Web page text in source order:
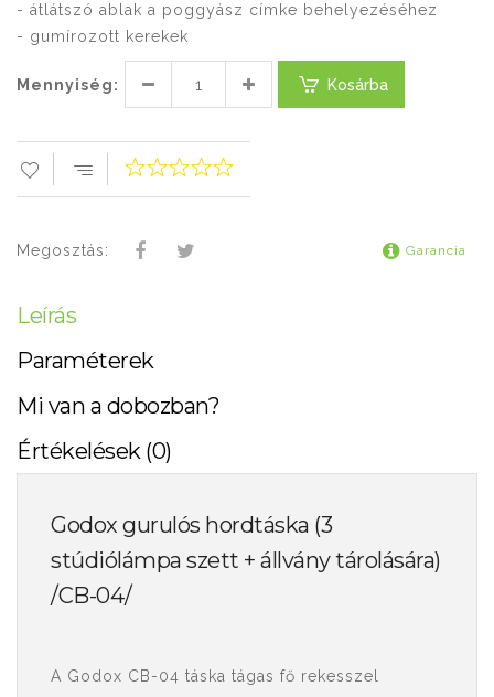
- átlátszó ablak a poggyász címke behelyezéséhez
- gumírozott kerekek
Mennyiség: Kosárba
Megosztás: Garancia
Leírás
Paraméterek
Mi van a dobozban?
Értékelések (0)
Godox gurulós hordtáska (3
stúdiólámpa szett + állvány tárolására)
/CB-04/
A Godox CB-04 táska tágas fő rekesszel